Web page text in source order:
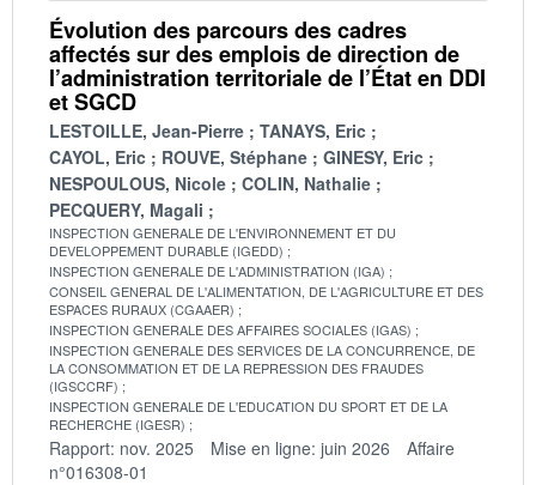
Évolution des parcours des cadres
affectés sur des emplois de direction de
l’administration territoriale de l’État en DDI
et SGCD
LESTOILLE, Jean-Pierre
TANAYS, Eric
CAYOL, Eric
ROUVE, Stéphane
GINESY, Eric
NESPOULOUS, Nicole
COLIN, Nathalie
PECQUERY, Magali
INSPECTION GENERALE DE L'ENVIRONNEMENT ET DU
DEVELOPPEMENT DURABLE (IGEDD)
INSPECTION GENERALE DE L'ADMINISTRATION (IGA)
CONSEIL GENERAL DE L'ALIMENTATION, DE L'AGRICULTURE ET DES
ESPACES RURAUX (CGAAER)
INSPECTION GENERALE DES AFFAIRES SOCIALES (IGAS)
INSPECTION GENERALE DES SERVICES DE LA CONCURRENCE, DE
LA CONSOMMATION ET DE LA REPRESSION DES FRAUDES
(IGSCCRF)
INSPECTION GENERALE DE L'EDUCATION DU SPORT ET DE LA
RECHERCHE (IGESR)
Rapport: nov. 2025 Mise en ligne: juin 2026
Affaire
n°016308-01